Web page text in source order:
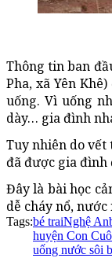
Thông tin ban
Pha, xã Yên
uống. Vì uống
dày… gia đình
Tuy nhiên do vết
đã được gia đình
Đây là bài học
dễ cháy nổ,
Tags:bé traiNghệ An
huyện Con
uống nước sôi